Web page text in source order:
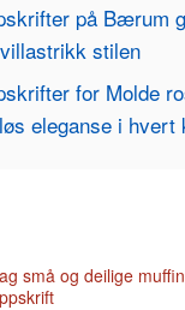
på Bærum
stilen
for Molde
eleganse i hvert
små og deilige